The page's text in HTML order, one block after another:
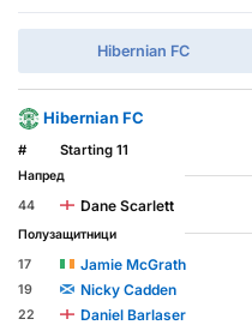
Hibernian FC
Hibernian FC
# Starting 11
Напред
44
Dane Scarlett
Полузащитници
17
Jamie McGrath
19 Nicky Cadden
22 Daniel Barlaser